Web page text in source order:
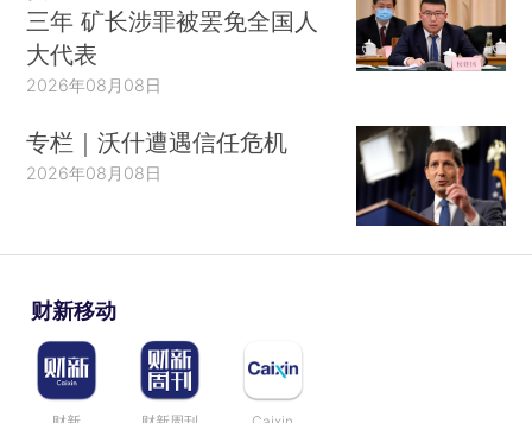
三年 矿长涉罪被罢免全国人
大代表
2026年08月08日
专栏｜沃什遭遇信任危机
2026年08月08日
财新移动